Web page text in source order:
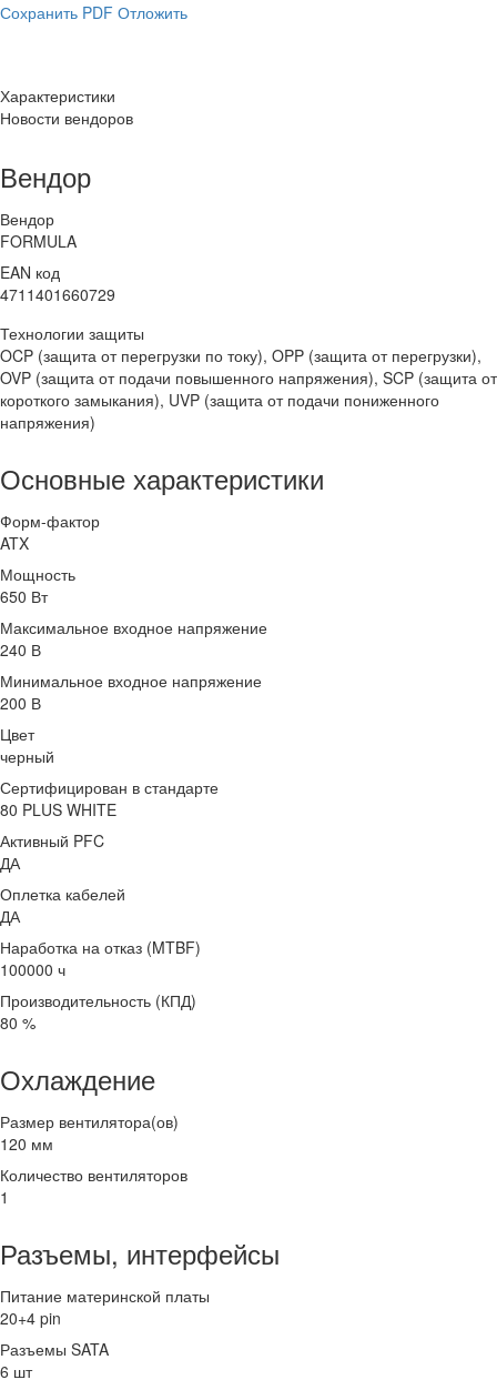
Сохранить PDF Отложить
Характеристики
Новости вендоров
Вендор
Вендор
FORMULA
EAN код
4711401660729
Технологии защиты
OCP (защита от перегрузки по току), OPP (защита от перегрузки),
OVP (защита от подачи повышенного напряжения), SCP (защита от
короткого замыкания), UVP (защита от подачи пониженного
напряжения)
Основные характеристики
Форм-фактор
ATX
Мощность
650 Вт
Максимальное входное напряжение
240 В
Минимальное входное напряжение
200 В
Цвет
черный
Сертифицирован в стандарте
80 PLUS WHITE
Активный PFC
ДА
Оплетка кабелей
ДА
Наработка на отказ (MTBF)
100000 ч
Производительность (КПД)
80 %
Охлаждение
Размер вентилятора(ов)
120 мм
Количество вентиляторов
1
Разъемы, интерфейсы
Питание материнской платы
20+4 pin
Разъемы SATA
6 шт